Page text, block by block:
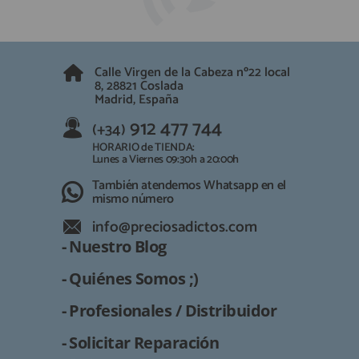
912 477 744
HORARIO de TIENDA:
Lunes a Viernes 09:30h a 20:00h
También atendemos Whatsapp
info@preciosadictos.com
Calle Virgen de la Cabeza nº22 local
8, 28821 Coslada
Madrid, España
(+34) 912 477 744
HORARIO de TIENDA:
Lunes a Viernes 09:30h a 20:00h
También atendemos Whatsapp en el
mismo número
info@preciosadictos.com
- Nuestro Blog
- Quiénes Somos ;)
- Profesionales / Distribuidor
- Solicitar Reparación